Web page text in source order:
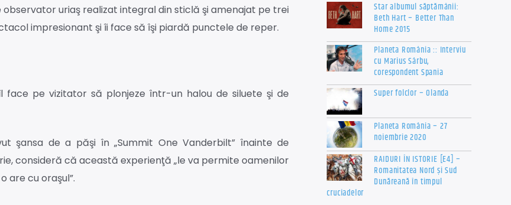
uriaş realizat integral din sticlă şi amenajat pe trei
impresionant şi îi face să îşi piardă punctele de reper.
face pe vizitator să plonjeze într-un halou de siluete şi de
şansa de a păşi în „Summit One Vanderbilt” înainte de
consideră că această experienţă „le va permite oamenilor
are cu oraşul”.
Star albumul săptămânii:
Beth Hart – Better Than
Home 2015
Planeta România :: Interviu
cu Marius Sârbu,
corespondent Spania
Super folclor – Olanda
Planeta România – 27
noiembrie 2020
RAIDURI ÎN ISTORIE [E4] –
Romanitatea Nord și Sud
Dunăreană în timpul
cruciadelor